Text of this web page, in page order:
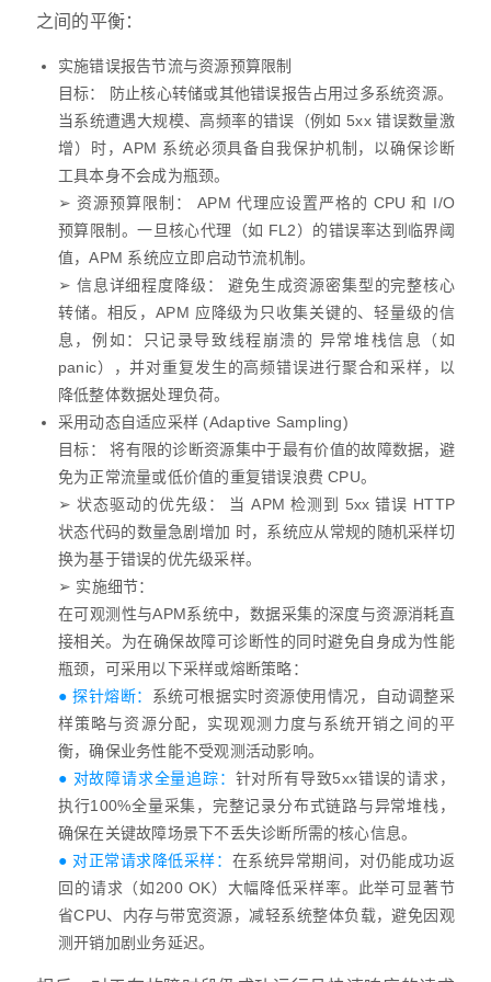
之间的平衡：
实施错误报告节流与资源预算限制
目标： 防止核心转储或其他错误报告占用过多系统资源。
当系统遭遇大规模、高频率的错误（例如 5xx 错误数量激
增）时，APM 系统必须具备自我保护机制，以确保诊断
工具本身不会成为瓶颈。
➢ 资源预算限制： APM 代理应设置严格的 CPU 和 I/O
预算限制。一旦核心代理（如 FL2）的错误率达到临界阈
值，APM 系统应立即启动节流机制。
➢ 信息详细程度降级： 避免生成资源密集型的完整核心
转储。相反，APM 应降级为只收集关键的、轻量级的信
息，例如：只记录导致线程崩溃的 异常堆栈信息（如
panic），并对重复发生的高频错误进行聚合和采样，以
降低整体数据处理负荷。
采用动态自适应采样 (Adaptive Sampling)
目标： 将有限的诊断资源集中于最有价值的故障数据，避
免为正常流量或低价值的重复错误浪费 CPU。
➢ 状态驱动的优先级： 当 APM 检测到 5xx 错误 HTTP
状态代码的数量急剧增加 时，系统应从常规的随机采样切
换为基于错误的优先级采样。
➢ 实施细节：
在可观测性与APM系统中，数据采集的深度与资源消耗直
接相关。为在确保故障可诊断性的同时避免自身成为性能
瓶颈，可采用以下采样或熔断策略：
● 探针熔断： 系统可根据实时资源使用情况，自动调整采
样策略与资源分配，实现观测力度与系统开销之间的平
衡，确保业务性能不受观测活动影响。
● 对故障请求全量追踪： 针对所有导致5xx错误的请求，
执行100%全量采集，完整记录分布式链路与异常堆栈，
确保在关键故障场景下不丢失诊断所需的核心信息。
● 对正常请求降低采样： 在系统异常期间，对仍能成功返
回的请求（如200 OK）大幅降低采样率。此举可显著节
省CPU、内存与带宽资源，减轻系统整体负载，避免因观
测开销加剧业务延迟。